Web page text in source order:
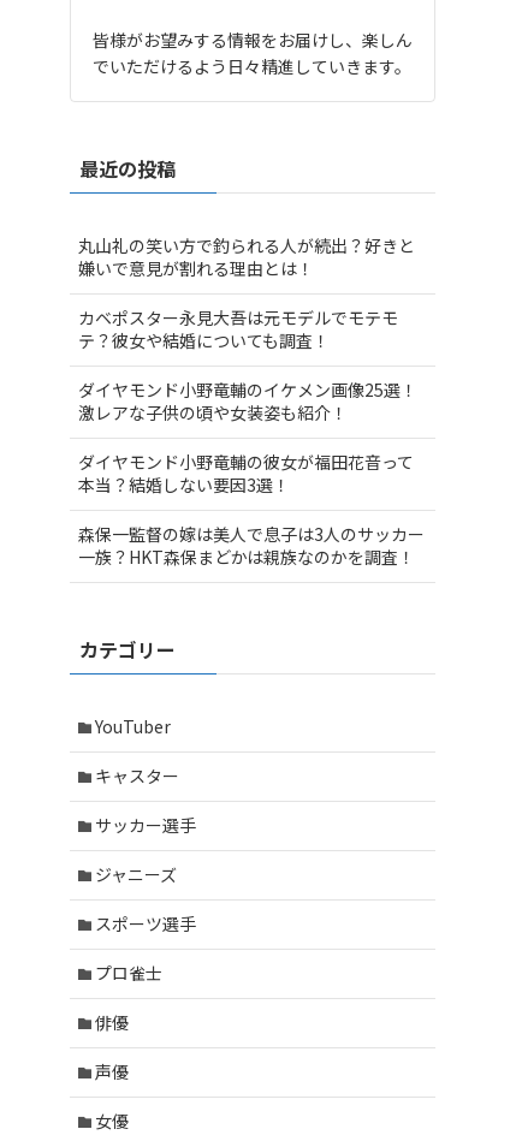
皆様がお望みする情報をお届けし、楽しん
でいただけるよう日々精進していきます。
最近の投稿
丸山礼の笑い方で釣られる人が続出？好きと
嫌いで意見が割れる理由とは！
カベポスター永見大吾は元モデルでモテモ
テ？彼女や結婚についても調査！
ダイヤモンド小野竜輔のイケメン画像25選！
激レアな子供の頃や女装姿も紹介！
ダイヤモンド小野竜輔の彼女が福田花音って
本当？結婚しない要因3選！
森保一監督の嫁は美人で息子は3人のサッカー
一族？HKT森保まどかは親族なのかを調査！
カテゴリー
YouTuber
キャスター
サッカー選手
ジャニーズ
スポーツ選手
プロ雀士
俳優
声優
女優